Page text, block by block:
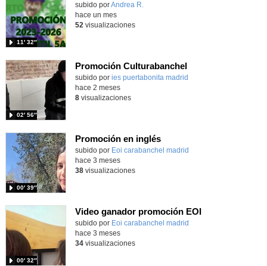
Contenido educativo.
subido porAndrea R.
11′ 32″
hace un mes
52 visualizaciones
Promoción Culturabanchel
Contenido educativo.
subido por ies puertabonita madrid
02′ 56″
hace 2 meses
8visualizaciones
Promoción en inglés
subido por Eoi carabanchel madrid
00′ 39″
hace 3 meses
38visualizaciones
Video ganador promoción EOI
subido por Eoi carabanchel madrid
00′ 32″
hace 3 meses
34visualizaciones